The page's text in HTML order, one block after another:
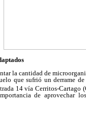
la cantidad de
que sufrió un derrame
14 vía Cerritos-Cartago
de aprovechar